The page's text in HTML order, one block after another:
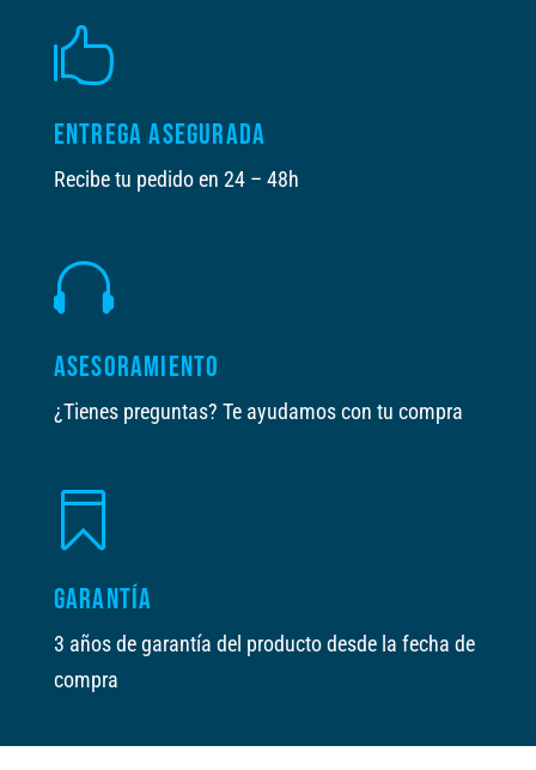

ENTREGA ASEGURADA
Recibe tu pedido en 24 – 48h

ASESORAMIENTO
¿Tienes preguntas? Te ayudamos con tu compra

GARANTÍA
3 años de garantía del producto desde la fecha de
compra